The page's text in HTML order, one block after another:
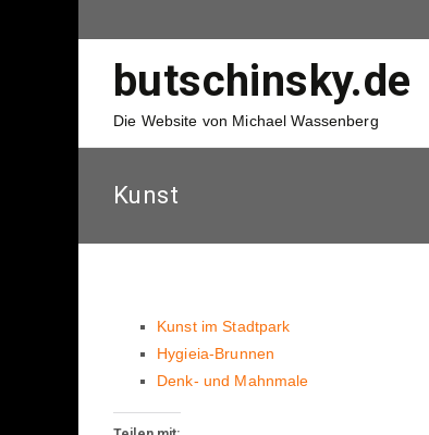
butschinsky.de
Die Website von Michael Wassenberg
Kunst
Kunst im Stadtpark
Hygieia-Brunnen
Denk- und Mahnmale